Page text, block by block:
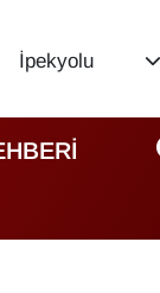
İpekyolu